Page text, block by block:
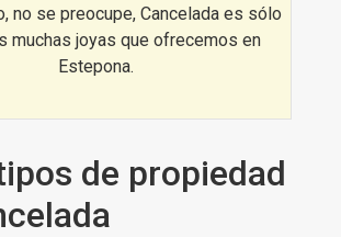
no se preocupe, Cancelada es sólo
muchas joyas que ofrecemos en
Estepona.
de propiedad